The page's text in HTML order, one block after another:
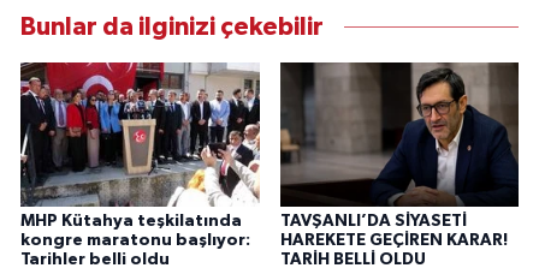
Bunlar da ilginizi çekebilir
MHP Kütahya teşkilatında
kongre maratonu başlıyor:
Tarihler belli oldu
TAVŞANLI’DA SİYASETİ
HAREKETE GEÇİREN KARAR!
TARİH BELLİ OLDU